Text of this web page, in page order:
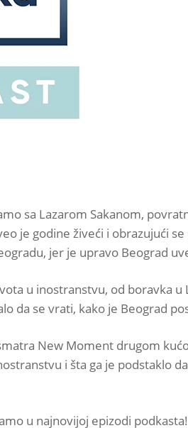
sa Lazarom Sakanom,
je godine živeći i obrazujući
jer je upravo Beograd
u inostranstvu, od boravka
da se vrati, kako je Beograd
New Moment drugom
i šta ga je podstaklo
u najnovijoj epizodi podkasta!